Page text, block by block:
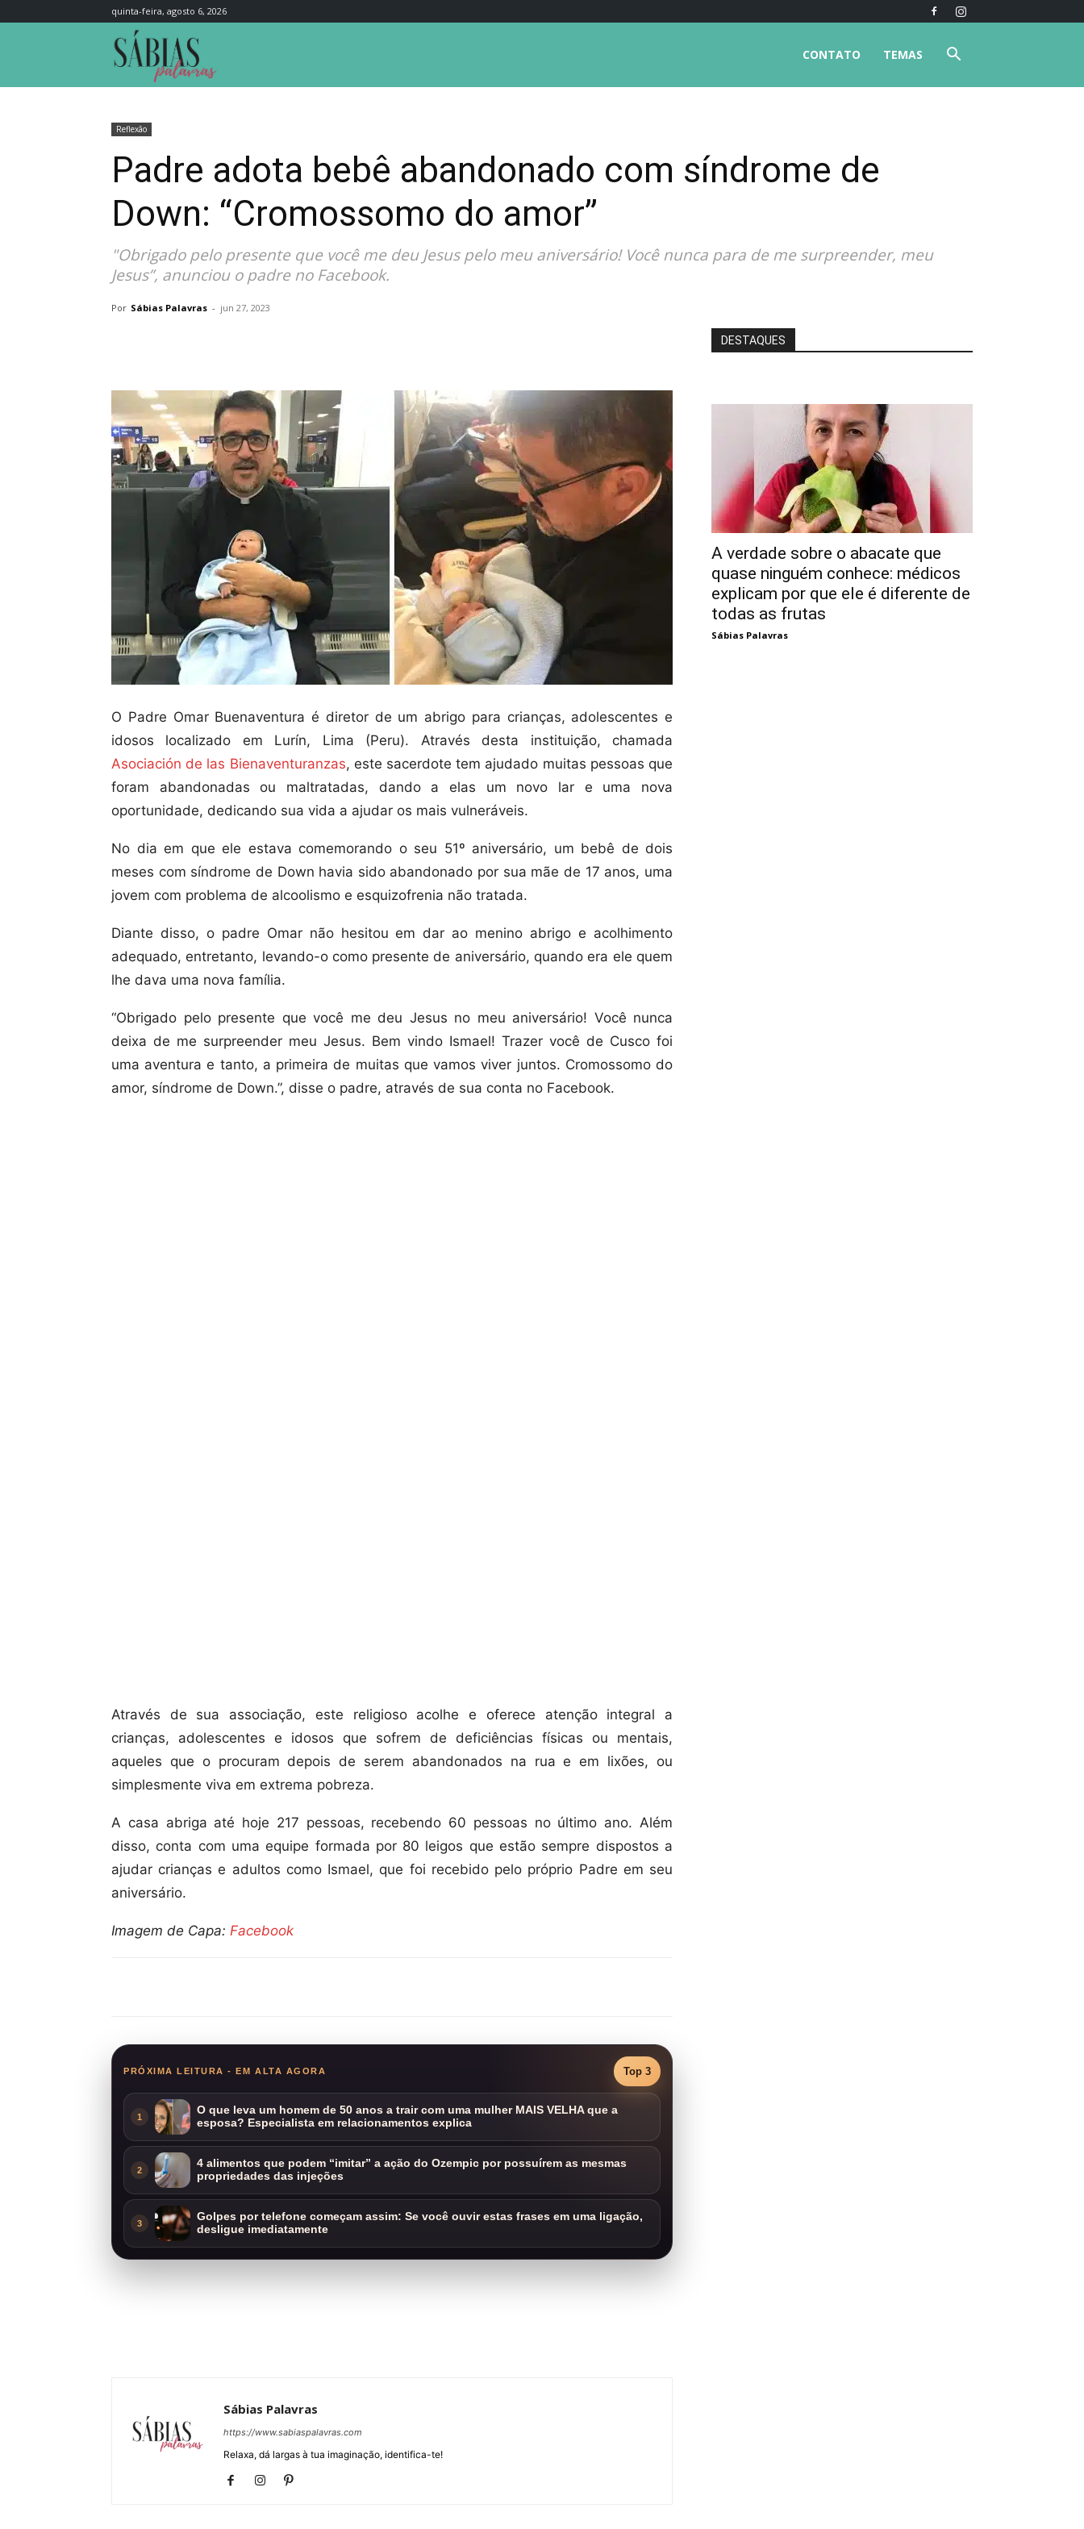
quinta-feira, agosto 6, 2026
TEMAS
CONTATO
Reflexão
Padre adota bebê abandonado com síndrome de
Down: “Cromossomo do amor”
"Obrigado pelo presente que você me deu Jesus pelo meu aniversário! Você nunca para de me surpreender, meu
Jesus”, anunciou o padre no Facebook.
Por Sábias Palavras - jun 27, 2023
O Padre Omar Buenaventura é diretor de um abrigo para crianças, adolescentes e
idosos localizado em Lurín, Lima (Peru). Através desta instituição, chamada
Asociación de las Bienaventuranzas, este sacerdote tem ajudado muitas pessoas que
foram abandonadas ou maltratadas, dando a elas um novo lar e uma nova
oportunidade, dedicando sua vida a ajudar os mais vulneráveis.
No dia em que ele estava comemorando o seu 51º aniversário, um bebê de dois
meses com síndrome de Down havia sido abandonado por sua mãe de 17 anos, uma
jovem com problema de alcoolismo e esquizofrenia não tratada.
Diante disso, o padre Omar não hesitou em dar ao menino abrigo e acolhimento
adequado, entretanto, levando-o como presente de aniversário, quando era ele quem
lhe dava uma nova família.
“Obrigado pelo presente que você me deu Jesus no meu aniversário! Você nunca
deixa de me surpreender meu Jesus. Bem vindo Ismael! Trazer você de Cusco foi
uma aventura e tanto, a primeira de muitas que vamos viver juntos. Cromossomo do
amor, síndrome de Down.”, disse o padre, através de sua conta no Facebook.
Através de sua associação, este religioso acolhe e oferece atenção integral a
crianças, adolescentes e idosos que sofrem de deficiências físicas ou mentais,
aqueles que o procuram depois de serem abandonados na rua e em lixões, ou
simplesmente viva em extrema pobreza.
A casa abriga até hoje 217 pessoas, recebendo 60 pessoas no último ano. Além
disso, conta com uma equipe formada por 80 leigos que estão sempre dispostos a
ajudar crianças e adultos como Ismael, que foi recebido pelo próprio Padre em seu
aniversário.
Imagem de Capa: Facebook
PRÓXIMA LEITURA - EM ALTA AGORA Top 3
1
O que leva um homem de 50 anos a trair com uma mulher MAIS VELHA que a
esposa? Especialista em relacionamentos explica
2
4 alimentos que podem “imitar” a ação do Ozempic por possuírem as mesmas
propriedades das injeções
3
Golpes por telefone começam assim: Se você ouvir estas frases em uma ligação,
desligue imediatamente
Sábias Palavras
https://www.sabiaspalavras.com
Relaxa, dá largas à tua imaginação, identifica-te!
DESTAQUES
A verdade sobre o abacate que
quase ninguém conhece: médicos
explicam por que ele é diferente de
todas as frutas
Sábias Palavras